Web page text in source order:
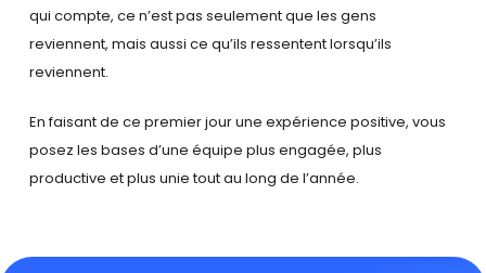
qui compte, ce n’est pas seulement que les gens
reviennent, mais aussi ce qu’ils ressentent lorsqu’ils
reviennent.
En faisant de ce premier jour une expérience positive, vous
posez les bases d’une équipe plus engagée, plus
productive et plus unie tout au long de l’année.